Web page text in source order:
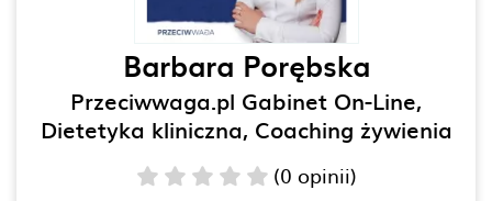
Barbara Porębska
Przeciwwaga.pl Gabinet On-Line,
Dietetyka kliniczna, Coaching żywienia
(0 opinii)